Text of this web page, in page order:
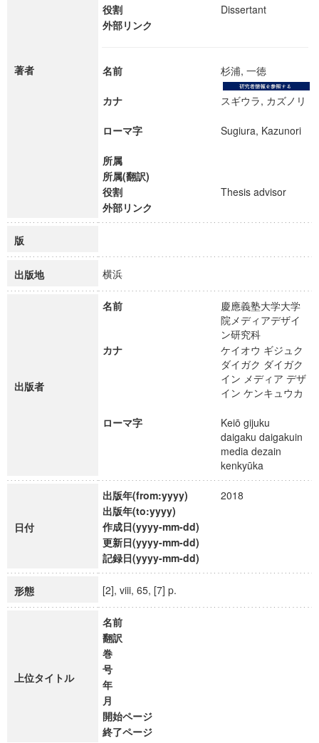
著者
役割
Dissertant
外部リンク
名前 杉浦, 一徳
カナ スギウラ, カズノリ
ローマ字 Sugiura, Kazunori
所属
所属(翻訳)
役割
Thesis advisor
外部リンク
版
出版地 横浜
出版者
名前
慶應義塾大学大学
院メディアデザイ
ン研究科
カナ
ケイオウ ギジュク
ダイガク ダイガク
イン メディア デザ
イン ケンキュウカ
ローマ字
Keiō gijuku
daigaku daigakuin
media dezain
kenkyūka
日付
出版年(from:yyyy)
2018
出版年(to:yyyy)
作成日(yyyy-mm-dd)
更新日(yyyy-mm-dd)
記録日(yyyy-mm-dd)
形態 [2], viii, 65, [7] p.
上位タイトル
名前
翻訳
巻
号
年
月
開始ページ
終了ページ